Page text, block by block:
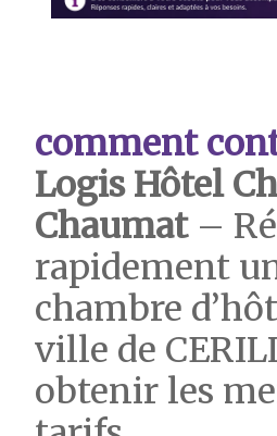
comment
Logis Hôtel
Chaumat–
rapidement
chambre
ville de
obtenir les